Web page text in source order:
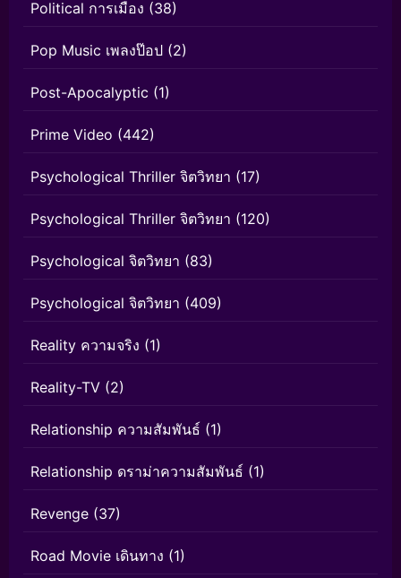
Political การเมือง (38)
Pop Music เพลงป๊อป (2)
Post-Apocalyptic (1)
Prime Video (442)
Psychological Thriller จิตวิทยา (17)
Psychological Thriller จิตวิทยา (120)
Psychological จิตวิทยา (83)
Psychological จิตวิทยา (409)
Reality ความจริง (1)
Reality-TV (2)
Relationship ความสัมพันธ์ (1)
Relationship ดราม่าความสัมพันธ์ (1)
Revenge (37)
Road Movie เดินทาง (1)